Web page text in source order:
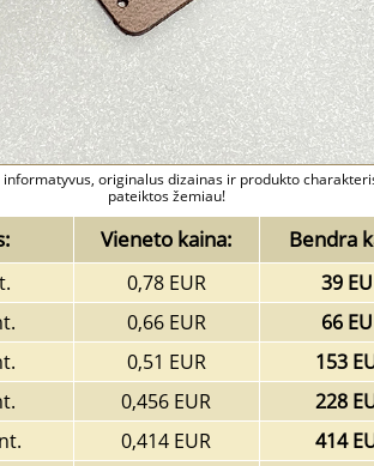
informatyvus, originalus dizainas ir produkto
pateiktos žemiau!
Vieneto kaina: Bendra
0,78 EUR
39
0,66 EUR
66
0,51 EUR
153
0,456 EUR
228
0,414 EUR
414